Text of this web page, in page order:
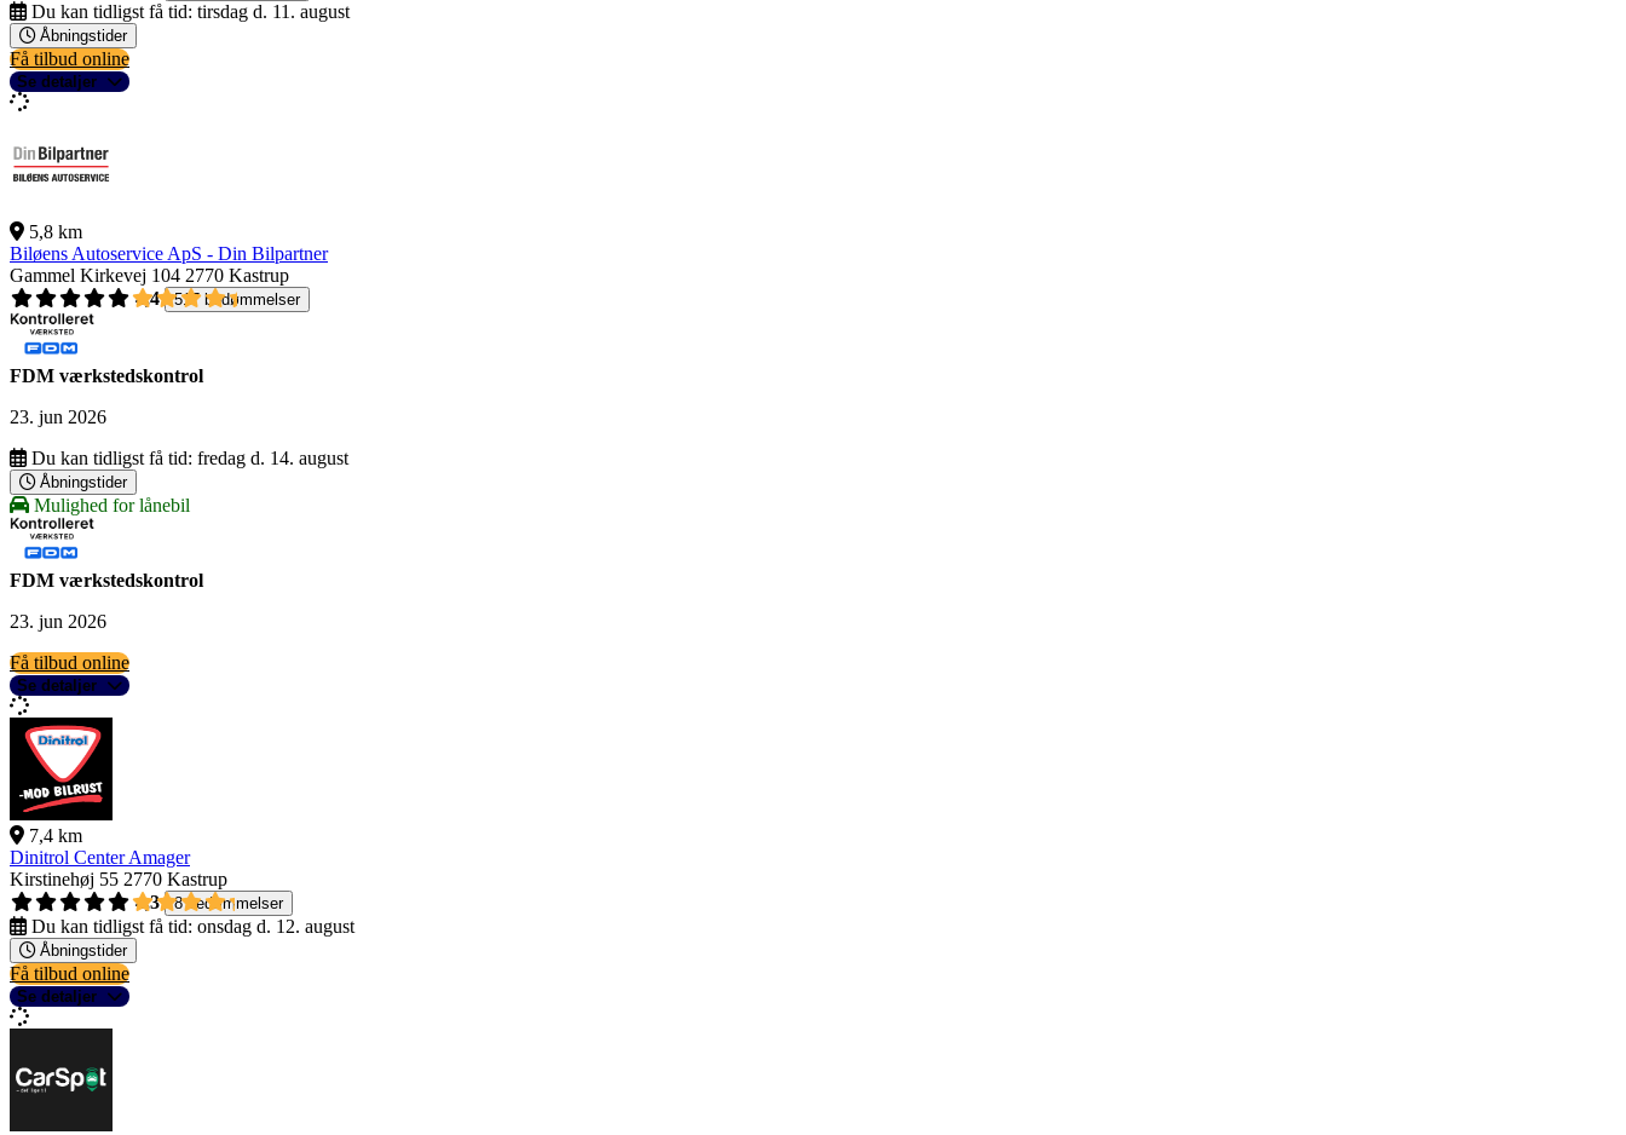
Du kan tidligst få tid: tirsdag d. 11. august
Åbningstider
Få tilbud online
Se detaljer
5,8 km
Biløens Autoservice ApS - Din Bilpartner
Gammel Kirkevej 104 2770 Kastrup
4,4
517 bedømmelser
FDM værkstedskontrol
23. jun 2026
Du kan tidligst få tid: fredag d. 14. august
Åbningstider
Mulighed for lånebil
FDM værkstedskontrol
23. jun 2026
Få tilbud online
Se detaljer
7,4 km
Dinitrol Center Amager
Kirstinehøj 55 2770 Kastrup
4,3
8 bedømmelser
Du kan tidligst få tid: onsdag d. 12. august
Åbningstider
Få tilbud online
Se detaljer